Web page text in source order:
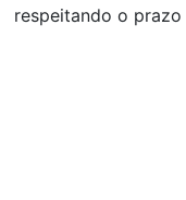
respeitando o prazo